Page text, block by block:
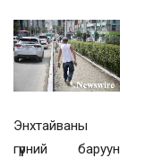
Энхтайваны
гүүрний баруун